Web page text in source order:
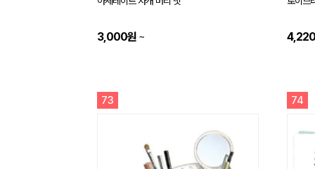
3,000원 ~
73 74